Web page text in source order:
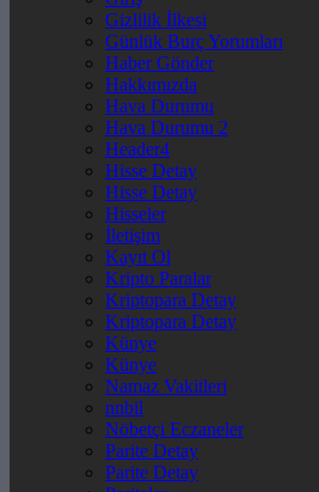
Gizlilik İlkesi
Günlük Burç Yorumları
Haber Gönder
Hakkımızda
Hava Durumu
Hava Durumu 2
Header4
Hisse Detay
Hisse Detay
Hisseler
İletişim
Kayıt Ol
Kripto Paralar
Kriptopara Detay
Kriptopara Detay
Künye
Künye
Namaz Vakitleri
nnbil
Nöbetçi Eczaneler
Parite Detay
Parite Detay